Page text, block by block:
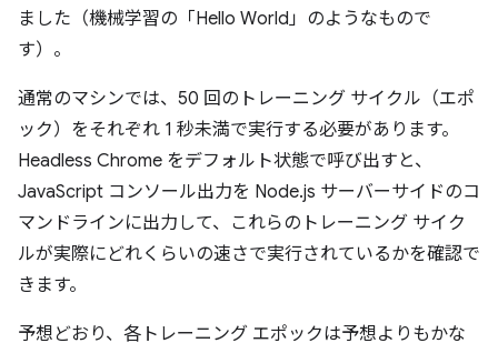
ました（機械学習の「Hello World」のようなもので
す）。
通常のマシンでは、50 回のトレーニング サイクル（エポ
ック）をそれぞれ 1 秒未満で実行する必要があります。
Headless Chrome をデフォルト状態で呼び出すと、
JavaScript コンソール出力を Node.js サーバーサイドのコ
マンドラインに出力して、これらのトレーニング サイク
ルが実際にどれくらいの速さで実行されているかを確認で
きます。
予想どおり、各トレーニング エポックは予想よりもかな